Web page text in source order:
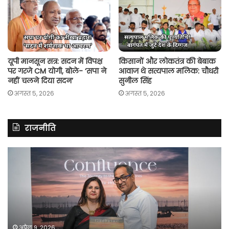
यूपी मानसून सत्र: सदन में विपक्ष
पर गरजे CM योगी, बोले- ‘सपा ने
नहीं चलने दिया सदन’
अगस्त 5, 2026
किसानों और लोकतंत्र की बेबाक
आवाज थे सत्यपाल मलिक: चौधरी
सुनील सिंह
अगस्त 5, 2026
राजनीति